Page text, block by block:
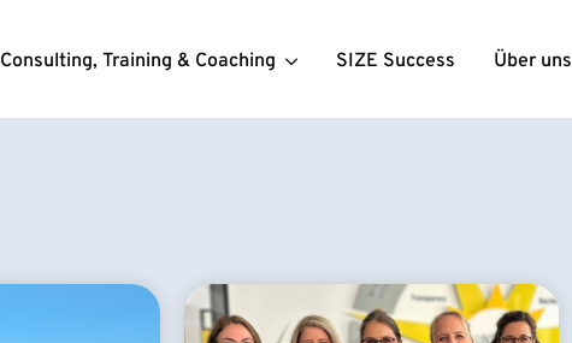
Consulting, Training & Coaching SIZE Success Über uns